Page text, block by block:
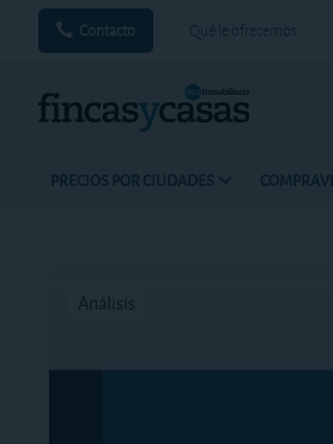
Contacto Qué le ofrecemos
PRECIOS POR CIUDADES
Análisis